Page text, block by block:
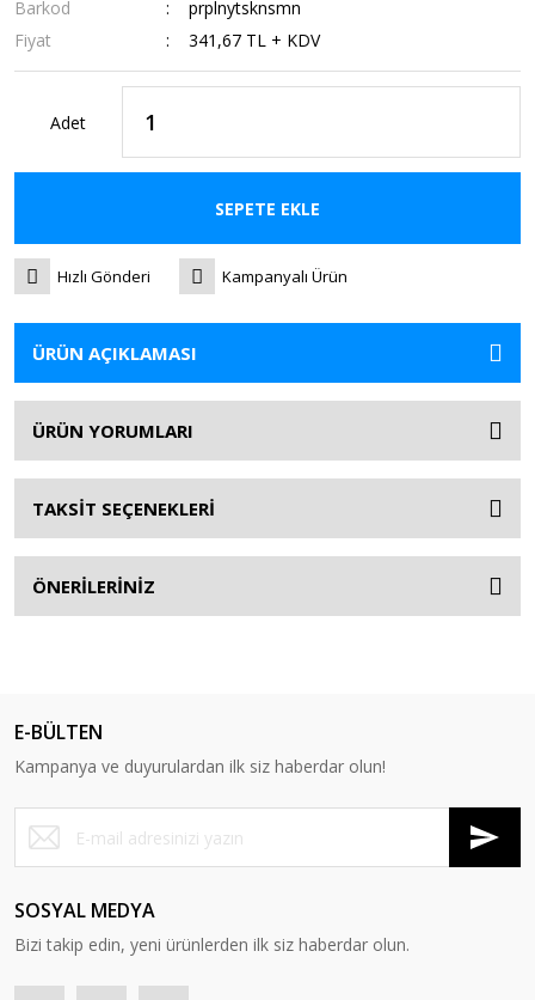
Barkod
prplnytsknsmn
Fiyat
341,67 TL + KDV
Adet
SEPETE EKLE
Hızlı Gönderi Kampanyalı Ürün
ÜRÜN AÇIKLAMASI
ÜRÜN YORUMLARI
TAKSİT SEÇENEKLERİ
ÖNERİLERİNİZ
E-BÜLTEN
Kampanya ve duyurulardan ilk siz haberdar olun!
SOSYAL MEDYA
Bizi takip edin, yeni ürünlerden ilk siz haberdar olun.